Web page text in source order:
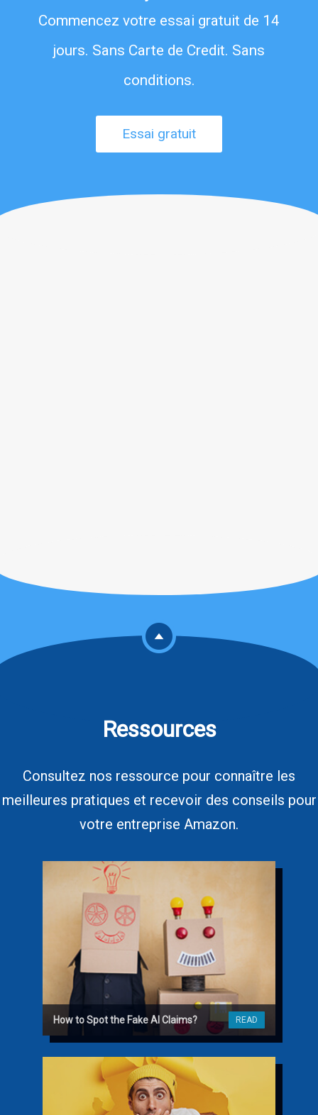
Commencez votre essai gratuit de 14
jours. Sans Carte de Credit. Sans
conditions.
Essai gratuit
Ressources
Consultez nos ressource pour connaître les
meilleures pratiques et recevoir des conseils pour
votre entreprise Amazon.
How to Spot the Fake AI Claims? READ